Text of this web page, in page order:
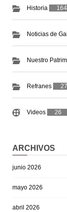
Historia 164
Noticias de
Nuestro
Refranes 27
Videos 26
ARCHIVOS
junio 2026
mayo 2026
abril 2026